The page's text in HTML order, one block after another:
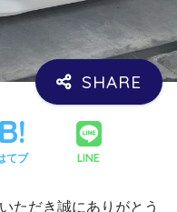
てブ LINE
ただき誠にありがとう